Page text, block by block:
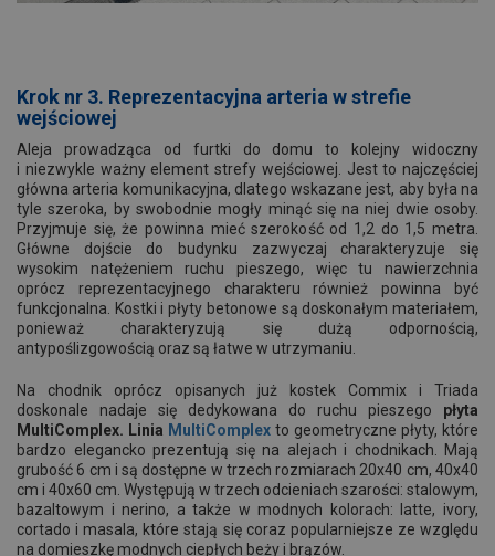
Krok nr 3. Reprezentacyjna arteria w strefie
wejściowej
Aleja prowadząca od furtki do domu to kolejny widoczny
i niezwykle ważny element strefy wejściowej. Jest to najczęściej
główna arteria komunikacyjna, dlatego wskazane jest, aby była na
tyle szeroka, by swobodnie mogły minąć się na niej dwie osoby.
Przyjmuje się, że powinna mieć szerokość od 1,2 do 1,5 metra.
Główne dojście do budynku zazwyczaj charakteryzuje się
wysokim natężeniem ruchu pieszego, więc tu nawierzchnia
oprócz reprezentacyjnego charakteru również powinna być
funkcjonalna. Kostki i płyty betonowe są doskonałym materiałem,
ponieważ charakteryzują się dużą odpornością,
antypoślizgowością oraz są łatwe w utrzymaniu.
Na chodnik oprócz opisanych już kostek Commix i Triada
doskonale nadaje się dedykowana do ruchu pieszego płyta
MultiComplex. Linia MultiComplex to geometryczne płyty, które
bardzo elegancko prezentują się na alejach i chodnikach. Mają
grubość 6 cm i są dostępne w trzech rozmiarach 20x40 cm, 40x40
cm i 40x60 cm. Występują w trzech odcieniach szarości: stalowym,
bazaltowym i nerino, a także w modnych kolorach: latte, ivory,
cortado i masala, które stają się coraz popularniejsze ze względu
na domieszkę modnych ciepłych beży i brązów.